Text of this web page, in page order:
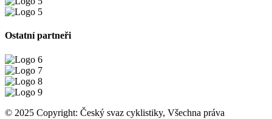
Ostatní partneři
© 2025 Copyright: Český svaz cyklistiky, Všechna práva